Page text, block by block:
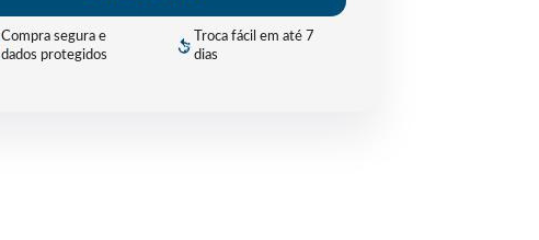
Compra segura e
dados protegidos
Troca fácil em até 7
dias